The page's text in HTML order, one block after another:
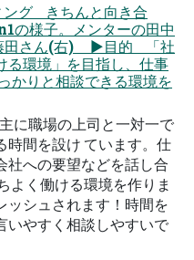
グ きちんと向き合
の様子。メンターの田中
田さん(右) ▶目的 「社
る環境」を目指し、仕事
かりと相談できる環境を
職場の上司と一対一で
時間を設け ています。仕
社への要望などを話し合
よく働ける環境を作りま
シュされます！時間を
いやすく相談しやすいで